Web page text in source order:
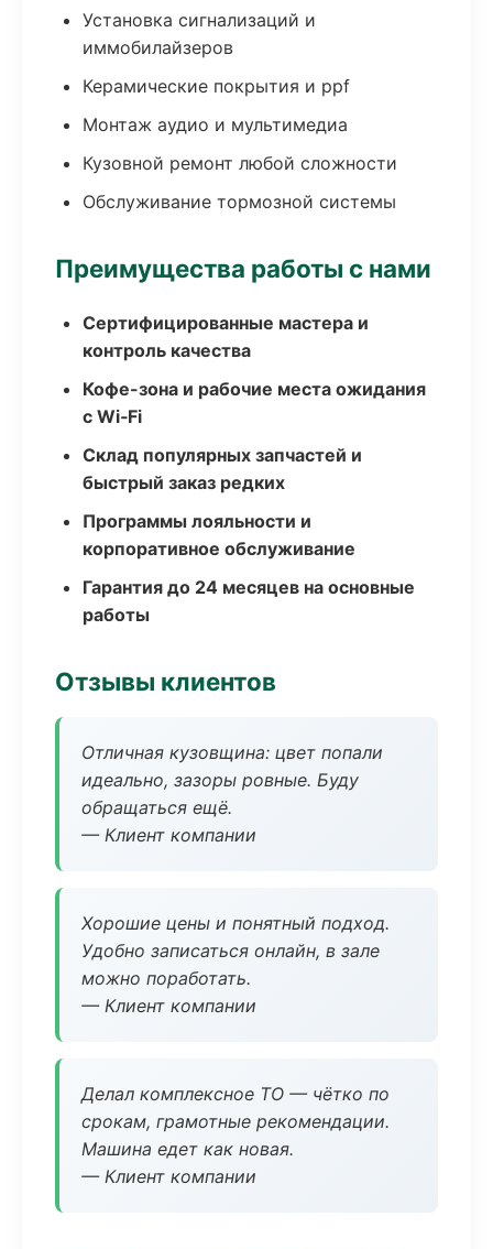
Установка сигнализаций и
иммобилайзеров
Керамические покрытия и ppf
Монтаж аудио и мультимедиа
Кузовной ремонт любой сложности
Обслуживание тормозной системы
Преимущества работы с нами
Сертифицированные мастера и
контроль качества
Кофе-зона и рабочие места ожидания
с Wi‑Fi
Склад популярных запчастей и
быстрый заказ редких
Программы лояльности и
корпоративное обслуживание
Гарантия до 24 месяцев на основные
работы
Отзывы клиентов
Отличная кузовщина: цвет попали
идеально, зазоры ровные. Буду
обращаться ещё.
— Клиент компании
Хорошие цены и понятный подход.
Удобно записаться онлайн, в зале
можно поработать.
— Клиент компании
Делал комплексное ТО — чётко по
срокам, грамотные рекомендации.
Машина едет как новая.
— Клиент компании